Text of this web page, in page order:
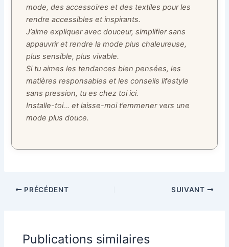
mode, des accessoires et des textiles pour les
rendre accessibles et inspirants.
J’aime expliquer avec douceur, simplifier sans
appauvrir et rendre la mode plus chaleureuse,
plus sensible, plus vivable.
Si tu aimes les tendances bien pensées, les
matières responsables et les conseils lifestyle
sans pression, tu es chez toi ici.
Installe-toi… et laisse-moi t’emmener vers une
mode plus douce.
PRÉCÉDENT SUIVANT
Publications similaires